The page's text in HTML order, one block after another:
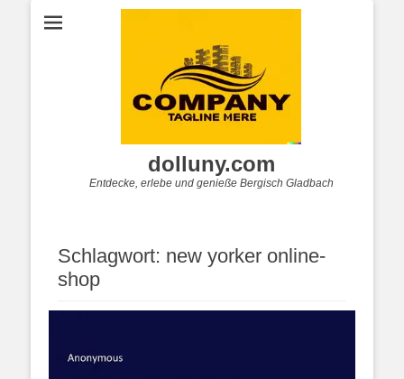
dolluny.com
Entdecke, erlebe und genieße Bergisch Gladbach
Schlagwort: new yorker online-
shop